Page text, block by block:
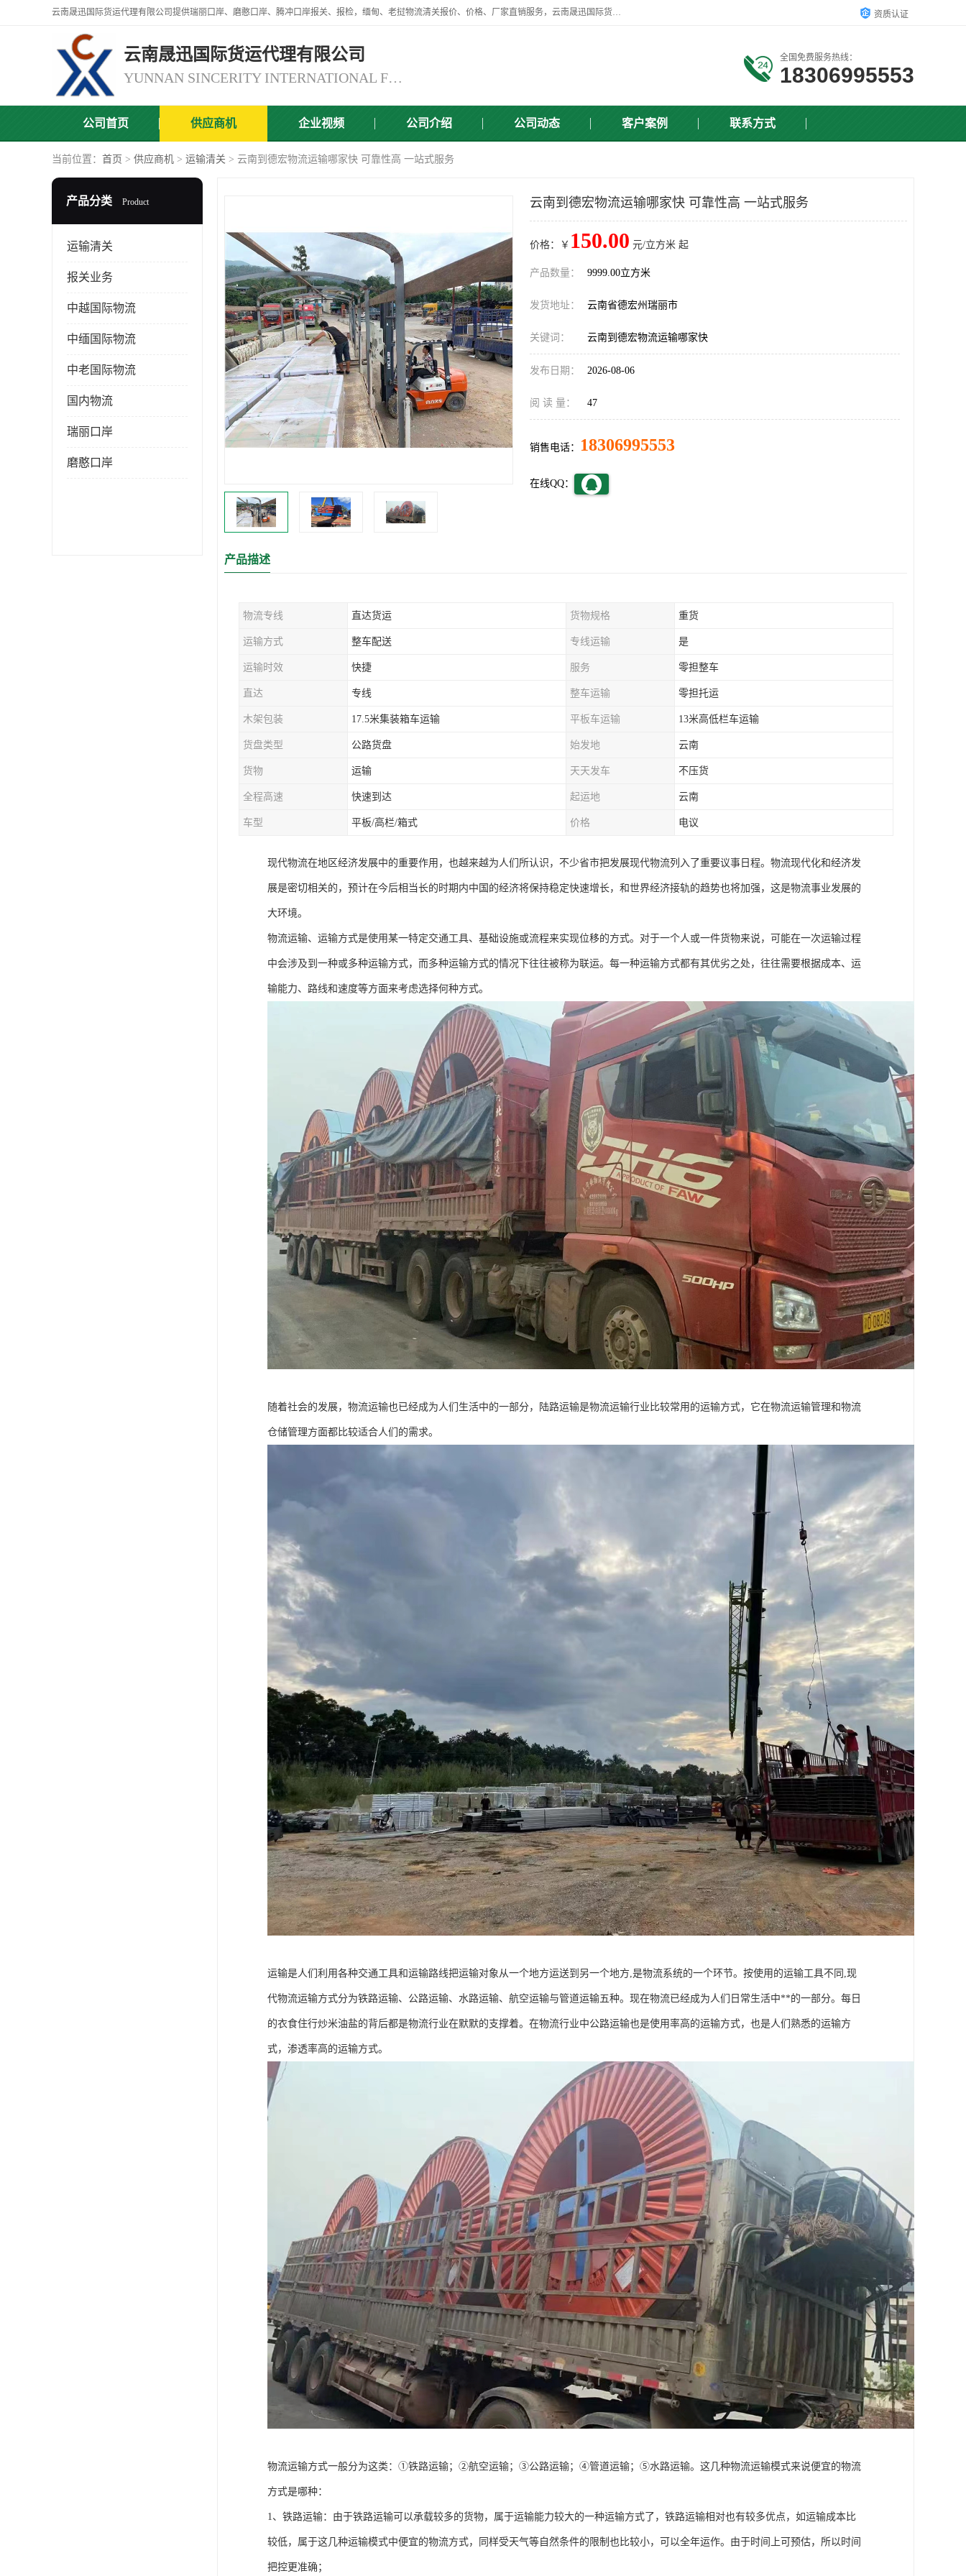
云南晟迅国际货运代理有限公司提供瑞丽口岸、磨憨口岸、腾冲口岸报关、报检，缅甸、老挝物流清关报价、价格、厂家直销服务，云南晟迅国际货运代理有限公司，由一支精通业务、经验丰富、责任心强的专业团队组建于,云南晟迅国际货运代理有限公司商铺。 资质认证
云南晟迅国际货运代理有限公司
YUNNAN SINCERITY INTERNATIONAL FREIGHT FOR WARDING CO.,LTD
全国免费服务热线：
18306995553
公司首页 供应商机 企业视频 公司介绍 公司动态 客户案例 联系方式
当前位置： 首页 > 供应商机 > 运输清关 > 云南到德宏物流运输哪家快 可靠性高 一站式服务
产品分类 Product
运输清关
报关业务
中越国际物流
中缅国际物流
中老国际物流
国内物流
瑞丽口岸
磨憨口岸
云南到德宏物流运输哪家快 可靠性高 一站式服务
价格：￥ 150.00 元/立方米 起
产品数量： 9999.00立方米
发货地址： 云南省德宏州瑞丽市
关键词： 云南到德宏物流运输哪家快
发布日期： 2026-08-06
阅 读 量： 47
销售电话： 18306995553
在线QQ：
产品描述
物流专线 直达货运 货物规格 重货
运输方式 整车配送 专线运输 是
运输时效 快捷 服务 零担整车
直达 专线 整车运输 零担托运
木架包装 17.5米集装箱车运输 平板车运输 13米高低栏车运输
货盘类型 公路货盘 始发地 云南
货物 运输 天天发车 不压货
全程高速 快速到达 起运地 云南
车型 平板/高栏/箱式 价格 电议
现代物流在地区经济发展中的重要作用，也越来越为人们所认识，不少省市把发展现代物流列入了重要议事日程。物流现代化和经济发
展是密切相关的，预计在今后相当长的时期内中国的经济将保持稳定快速增长，和世界经济接轨的趋势也将加强，这是物流事业发展的
大环境。
物流运输、运输方式是使用某一特定交通工具、基础设施或流程来实现位移的方式。对于一个人或一件货物来说，可能在一次运输过程
中会涉及到一种或多种运输方式，而多种运输方式的情况下往往被称为联运。每一种运输方式都有其优劣之处，往往需要根据成本、运
输能力、路线和速度等方面来考虑选择何种方式。
随着社会的发展，物流运输也已经成为人们生活中的一部分，陆路运输是物流运输行业比较常用的运输方式，它在物流运输管理和物流
仓储管理方面都比较适合人们的需求。
运输是人们利用各种交通工具和运输路线把运输对象从一个地方运送到另一个地方,是物流系统的一个环节。按使用的运输工具不同,现
代物流运输方式分为铁路运输、公路运输、水路运输、航空运输与管道运输五种。现在物流已经成为人们日常生活中**的一部分。每日
的衣食住行炒米油盐的背后都是物流行业在默默的支撑着。在物流行业中公路运输也是使用率高的运输方式，也是人们熟悉的运输方
式，渗透率高的运输方式。
物流运输方式一般分为这类：①铁路运输；②航空运输；③公路运输；④管道运输；⑤水路运输。这几种物流运输模式来说便宜的物流
方式是哪种：
1、铁路运输：由于铁路运输可以承载较多的货物，属于运输能力较大的一种运输方式了，铁路运输相对也有较多优点，如运输成本比
较低，属于这几种运输模式中便宜的物流方式，同样受天气等自然条件的限制也比较小，可以全年运作。由于时间上可预估，所以时间
把控更准确；